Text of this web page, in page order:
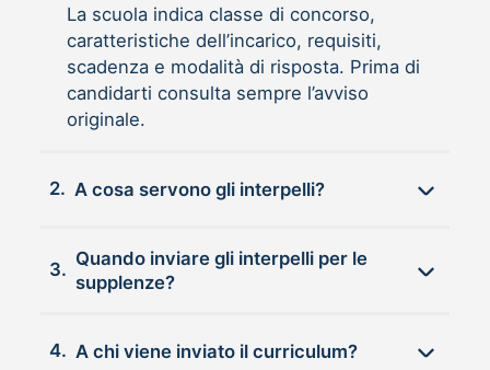
La scuola indica classe di concorso,
caratteristiche dell’incarico, requisiti,
scadenza e modalità di risposta. Prima di
candidarti consulta sempre l’avviso
originale.
2. A cosa servono gli interpelli?
3.
Quando inviare gli interpelli per le
supplenze?
4. A chi viene inviato il curriculum?